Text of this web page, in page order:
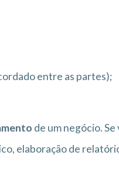
entre as partes);
de um negócio. Se
elaboração de